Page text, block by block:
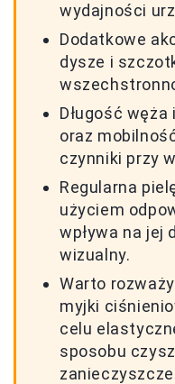
wydajności
Dodatkowe
dysze i
Długość
oraz
czynniki przy
Regularna
użyciem
wpływa na jej
wizualny.
Warto
myjki
celu
sposobu